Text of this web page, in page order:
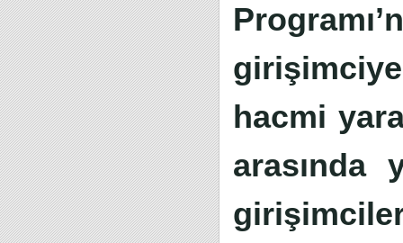
hacmi
arasında